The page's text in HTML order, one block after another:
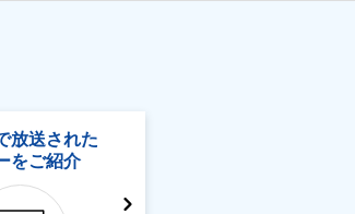
放送された
をご紹介